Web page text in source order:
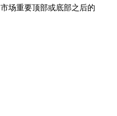
场重要顶部或底部之后的